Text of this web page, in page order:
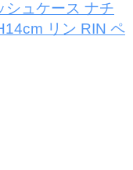
シュケース ナチ
リン RIN ペ